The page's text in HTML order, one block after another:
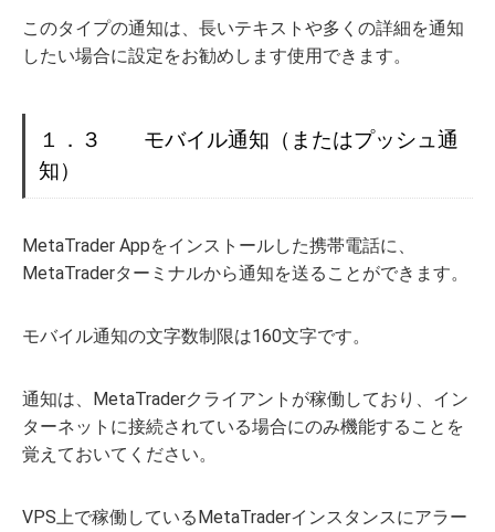
このタイプの通知は、長いテキストや多くの詳細を通知
したい場合に設定をお勧めします使用できます。
１．３ モバイル通知（またはプッシュ通
知）
MetaTrader Appをインストールした携帯電話に、
MetaTraderターミナルから通知を送ることができます。
モバイル通知の文字数制限は160文字です。
通知は、MetaTraderクライアントが稼働しており、イン
ターネットに接続されている場合にのみ機能することを
覚えておいてください。
VPS上で稼働しているMetaTraderインスタンスにアラー